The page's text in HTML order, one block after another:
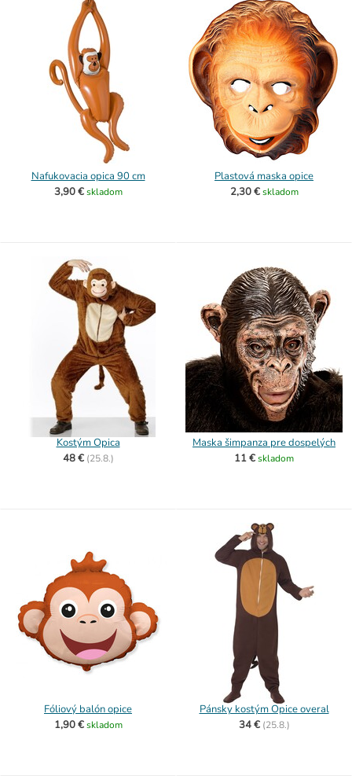
Nafukovacia opica 90 cm
3,90 € skladom
Plastová maska opice
2,30 € skladom
Kostým Opica
48 € (25.8.)
Maska šimpanza pre dospelých
11 €skladom
Fóliový balón opice
1,90 € skladom
Pánsky kostým Opice overal
34 € (25.8.)